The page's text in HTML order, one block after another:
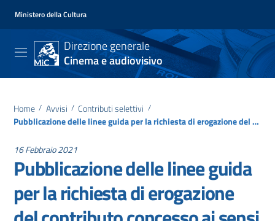
Ministero della Cultura
Direzione generale
Cinema e audiovisivo
Home / Avvisi / Contributi selettivi /
Pubblicazione delle linee guida per la richiesta di erogazione del contributo concesso ai sensi del bando per il sostegno allo sviluppo e alla coproduzione tra Italia e Francia – call unica 2020
16 Febbraio 2021
Pubblicazione delle linee guida
per la richiesta di erogazione